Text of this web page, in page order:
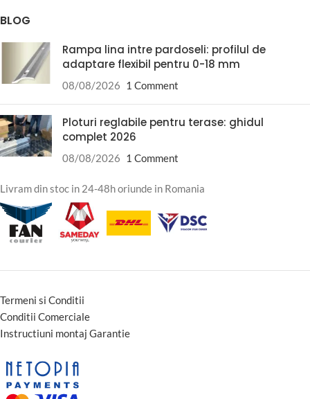
BLOG
Rampa lina intre pardoseli: profilul de
adaptare flexibil pentru 0-18 mm
08/08/2026 1 Comment
Ploturi reglabile pentru terase: ghidul
complet 2026
08/08/2026 1 Comment
Livram din stoc in 24-48h oriunde in Romania
Termeni si Conditii
Conditii Comerciale
Instructiuni montaj Garantie